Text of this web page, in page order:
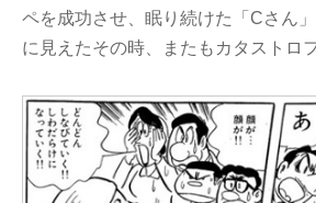
ペを成功させ、眠り続けた「Cさん
に見えたその時、またもカタストロ